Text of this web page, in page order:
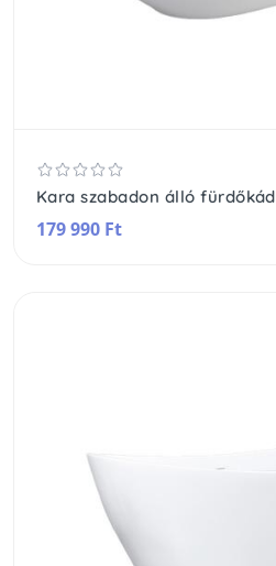
Kara szabadon álló fürdőkád
179 990 Ft